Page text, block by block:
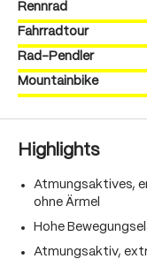
Rennrad
Fahrradtour
Rad-Pendler
Mountainbike
Highlights
Atmungsaktives,
ohne Ärmel
Hohe
Atmungsaktiv,